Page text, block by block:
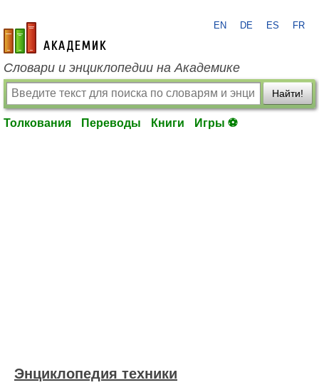
academic.ru
EN DE ES FR
Словари и энциклопедии на Академике
Найти!
Толкования Переводы Книги Игры ⚽
Энциклопедия техники